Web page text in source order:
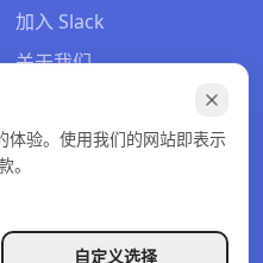
加入 Slack
关于我们
体验。使用我们的网站即表示
。
自定义选择